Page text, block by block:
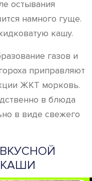
остывания
намного гуще.
кашу.
газов и
приправляют
ЖКТ морковь.
в блюда
в виде свежего